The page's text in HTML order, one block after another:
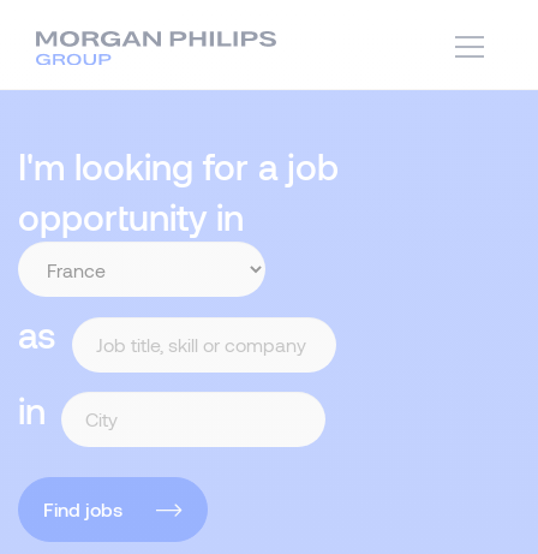
I'm looking for a job
opportunity in
as
in
Find jobs